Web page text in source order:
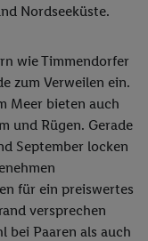
Nordseeküste.
wie Timmendorfer
zum Verweilen ein.
Meer bieten auch
und Rügen. Gerade
September locken
für ein preiswertes
versprechen
bei Paaren als auch